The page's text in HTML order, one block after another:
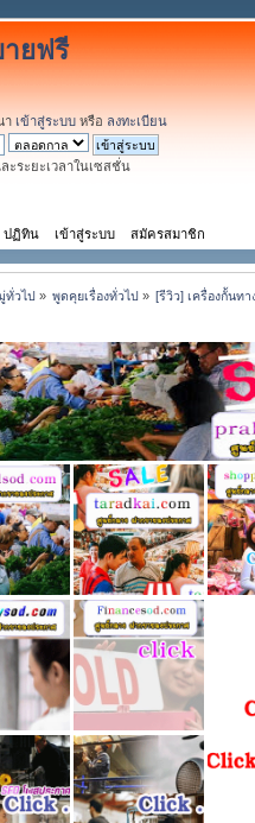
ยฟรี
า เข้าสู่ระบบ หรือ ลงทะเบียน
ะระยะเวลาในเซสชั่น
ปฏิทิน เข้าสู่ระบบ สมัครสมาชิก
ทั่วไป» พูดคุยเรื่องทั่วไป» [รีวิว] เครื่องกั้นท